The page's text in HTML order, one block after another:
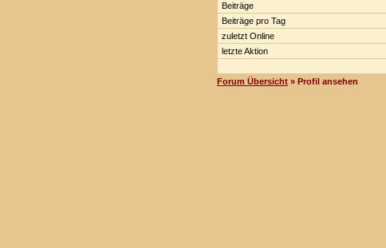
Beiträge
Beiträge pro Tag
zuletzt Online
letzte Aktion
Forum Übersicht » Profil ansehen